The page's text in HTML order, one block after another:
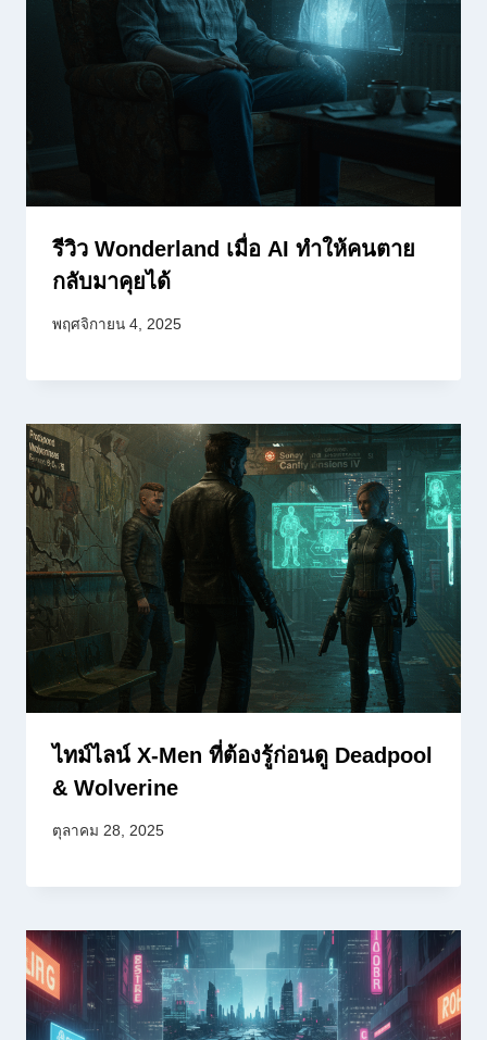
รีวิว Wonderland เมื่อ AI ทำให้คนตาย
กลับมาคุยได้
พฤศจิกายน 4, 2025
ไทม์ไลน์ X-Men ที่ต้องรู้ก่อนดู Deadpool
& Wolverine
ตุลาคม 28, 2025